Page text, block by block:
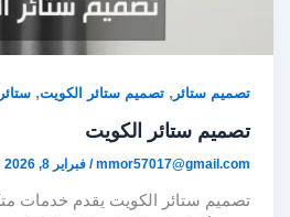
تصميم ستائر,تصميم ستائر الكويت,ستائر,
تصميم ستائر الكويت
mmor57017@gmail.com
/فبراير 8, 2026
تصميم ستائر الكويت يقدم خدمات